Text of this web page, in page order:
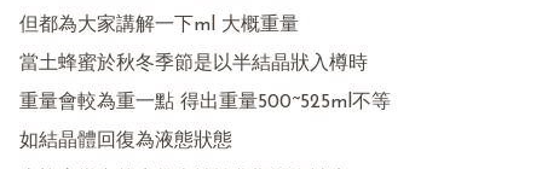
但都為大家講解一下ml 大概重量
當土蜂蜜於秋冬季節是以半結晶狀入樽時
重量會較為重一點 得出重量500~525ml不等
如結晶體回復為液態狀態